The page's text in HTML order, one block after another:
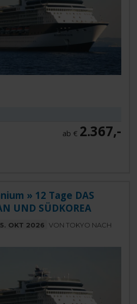
ab € 2.367,-
» 12 Tage DAS
UND SÜDKOREA
OKT 2026 VON TOKYO NACH